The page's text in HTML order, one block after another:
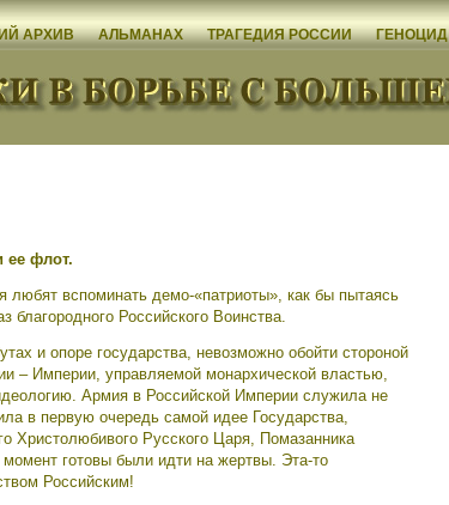
АРХИВ АЛЬМАНАХ ТРАГЕДИЯ РОССИИ ГЕНОЦИД
ее флот.
вспоминать демо-«патриоты», как бы пытаясь
благородного Российского Воинства.
и опоре государства, невозможно обойти стороной
– Империи, управляемой монархической властью,
Армия в Российской Империи служила не
в первую очередь самой идее Государства,
Христолюбивого Русского Царя, Помазанника
готовы были идти на жертвы. Эта-то
Российским!